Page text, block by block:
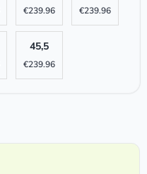
€239.96 €239.96
45,5
€239.96